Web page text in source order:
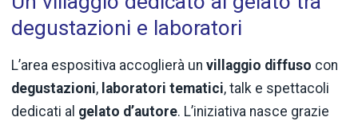
degustazioni e laboratori
L’area espositiva accoglierà un villaggio diffuso con
degustazioni, laboratori tematici, talk e spettacoli
dedicati al gelato d’autore. L’iniziativa nasce grazie